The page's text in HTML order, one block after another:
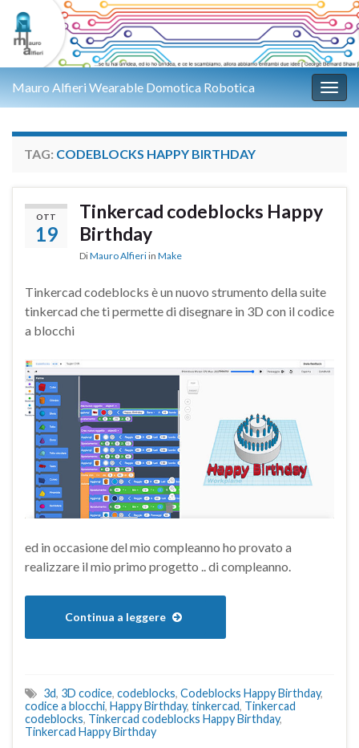
Mauro Alfieri Wearable Domotica Robotica
TAG: CODEBLOCKS HAPPY BIRTHDAY
OTT
19
Tinkercad codeblocks Happy
Birthday
DiMauro Alfieri in Make
Tinkercad codeblocks è un nuovo strumento della suite
tinkercad che ti permette di disegnare in 3D con il codice
a blocchi
ed in occasione del mio compleanno ho provato a
realizzare il mio primo progetto .. di compleanno.
Continua a leggere
3d, 3D codice, codeblocks, Codeblocks Happy Birthday,
codice a blocchi, Happy Birthday, tinkercad, Tinkercad
codeblocks, Tinkercad codeblocks Happy Birthday,
Tinkercad Happy Birthday